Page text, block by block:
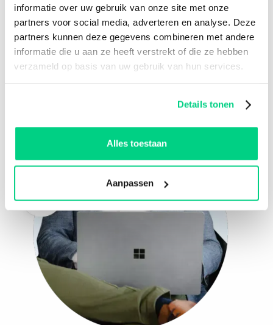
informatie over uw gebruik van onze site met onze
partners voor social media, adverteren en analyse. Deze
partners kunnen deze gegevens combineren met andere
informatie die u aan ze heeft verstrekt of die ze hebben
verzameld op basis van uw gebruik van hun services.
Details tonen
Alles toestaan
Aanpassen
Daarnaast stippelen we een langetermijnstrategie uit
over hoe om te gaan met nieuwe functionaliteiten die
door leveranciers worden aangeboden. Hierbij staan
veiliger en productiever werken steeds centraal.